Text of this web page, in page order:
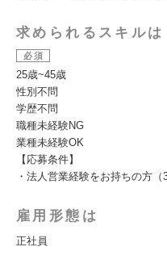
求められるスキルは
必須
25歳~45歳
性別不問
学歴不問
職種未経験NG
業種未経験OK
【応募条件】
・法人営業経験をお持ちの方（
雇用形態は
正社員